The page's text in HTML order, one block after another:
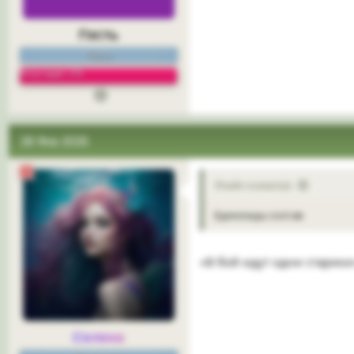
Гость
Репутация: 0%
28 Фев 2026
Селена
Shade сказал(а):
Единожды солгав
«В бой идут одни